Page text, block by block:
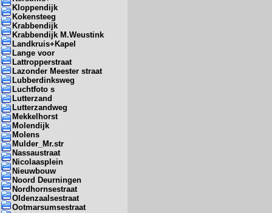
Kloppendijk
Kokensteeg
Krabbendijk
Krabbendijk M.Weustink
Landkruis+Kapel
Lange voor
Lattropperstraat
Lazonder Meester straat
Lubberdinksweg
Luchtfoto s
Lutterzand
Lutterzandweg
Mekkelhorst
Molendijk
Molens
Mulder_Mr.str
Nassaustraat
Nicolaasplein
Nieuwbouw
Noord Deurningen
Nordhornsestraat
Oldenzaalsestraat
Ootmarsumsestraat